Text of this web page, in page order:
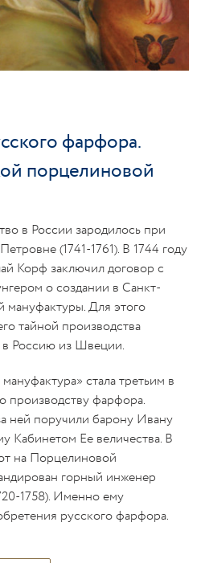
фарфора.
порцелиновой
в России зародилось при
(1741-1761). В 1744 году
Корф заключил договор с
о создании в Санкт-
Для этого
тайной производства
в Россию из Швеции.
стала третьим в
производству фарфора.
ней поручили барону Ивану
Кабинетом Ее величества. В
на Порцелиновой
горный инженер
1758). Именно ему
русского фарфора.